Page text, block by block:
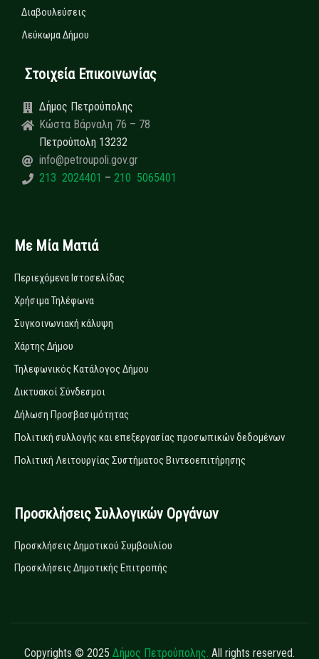
Διαβουλεύσεις
Λεύκωμα Δήμου
Στοιχεία Επικοινωνίας
Δήμος Πετρούπολης
Κώστα Βάρναλη 76 – 78
Πετρούπολη 13232
info@petroupoli.gov.gr
213 2024401 – 210 5065401
Με Μία Ματιά
Περιεχόμενα Ιστοσελίδας
Χρήσιμα Τηλέφωνα
Συγκοινωνιακή κάλυψη
Χάρτης Δήμου
Τηλεφωνικός Κατάλογος Δήμου
Δικτυακοί Σύνδεσμοι
Δήλωση Προσβασιμότητας
Πολιτική συλλογής και επεξεργασίας προσωπικών δεδομένων
Πολιτική Λειτουργίας Συστήματος Βιντεοεπιτήρησης
Προσκλήσεις Συλλογικών Οργάνων
Προσκλήσεις Δημοτικού Συμβουλίου
Προσκλήσεις Δημοτικής Επιτροπής
Copyrights © 2025 Δήμος Πετρούπολης. All rights reserved.